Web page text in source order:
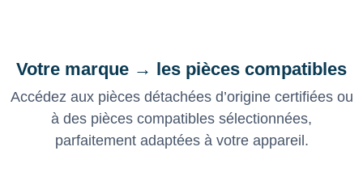
Votre marque → les pièces compatibles
Accédez aux pièces détachées d’origine certifiées ou
à des pièces compatibles sélectionnées,
parfaitement adaptées à votre appareil.